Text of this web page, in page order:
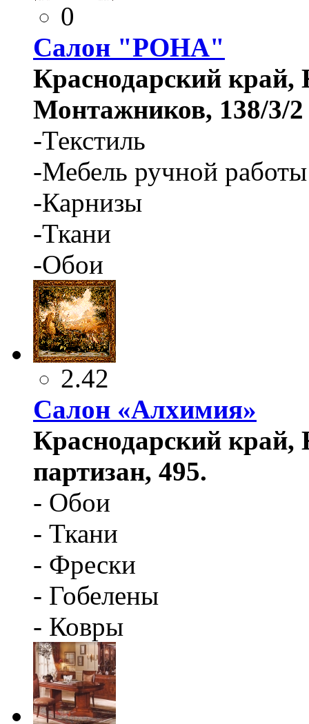
0
Салон "РОНА"
Краснодарский край,
Монтажников, 138/3/
-Текстиль
-Мебель ручной работы
-Карнизы
-Ткани
-Обои
2.42
Салон «Алхимия»
Краснодарский край,
партизан, 495.
- Обои
- Ткани
- Фрески
- Гобелены
- Ковры